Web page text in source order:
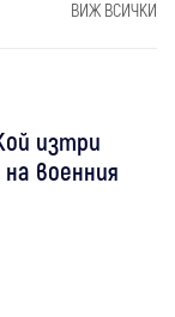
ВИЖ ВСИЧКИ
изтри
военния